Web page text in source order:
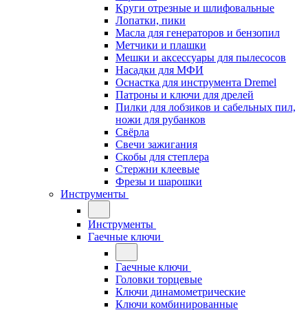
Круги отрезные и шлифовальные
Лопатки, пики
Масла для генераторов и бензопил
Метчики и плашки
Мешки и аксессуары для пылесосов
Насадки для МФИ
Оснастка для инструмента Dremel
Патроны и ключи для дрелей
Пилки для лобзиков и сабельных пил,
ножи для рубанков
Свёрла
Свечи зажигания
Скобы для степлера
Стержни клеевые
Фрезы и шарошки
Инструменты
Инструменты
Гаечные ключи
Гаечные ключи
Головки торцевые
Ключи динамометрические
Ключи комбинированные